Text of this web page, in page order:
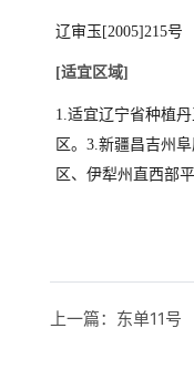
辽审玉[2005]215号
[适宜区域]
1.适宜辽宁省种植丹
区。3. 新疆昌吉州
区、伊犁州直西部
上一篇： 东单11号